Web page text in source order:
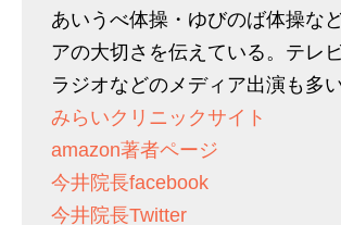
あいうべ体操・ゆびのば体操な
アの大切さを伝えている。テレ
ラジオなどのメディア出演も多い
みらいクリニックサイト
amazon著者ページ
今井院長facebook
今井院長Twitter